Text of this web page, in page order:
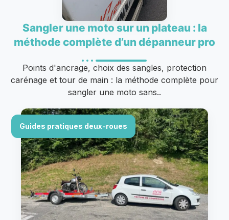
Sangler une moto sur un plateau : la
méthode complète d’un dépanneur pro
Points d'ancrage, choix des sangles, protection
carénage et tour de main : la méthode complète pour
sangler une moto sans..
Guides pratiques deux-roues